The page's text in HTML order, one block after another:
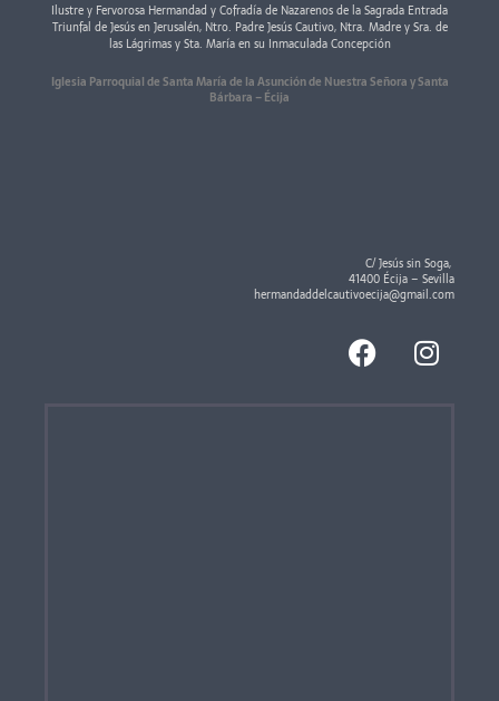
Ilustre y Fervorosa Hermandad y Cofradía de Nazarenos de la Sagrada Entrada
Triunfal de Jesús en Jerusalén, Ntro. Padre Jesús Cautivo, Ntra. Madre y Sra. de
las Lágrimas y Sta. María en su Inmaculada Concepción
Iglesia Parroquial de Santa María de la Asunción de Nuestra Señora y Santa
Bárbara – Écija
C/ Jesús sin Soga,
41400 Écija – Sevilla
hermandaddelcautivoecija@gmail.com